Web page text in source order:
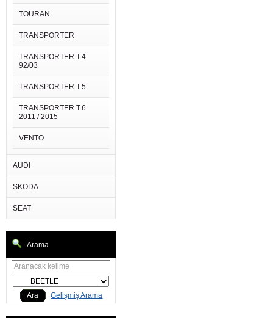
TOURAN
TRANSPORTER
TRANSPORTER T.4
92/03
TRANSPORTER T.5
TRANSPORTER T.6
2011 / 2015
VENTO
AUDI
SKODA
SEAT
Arama
Ara Gelişmiş Arama